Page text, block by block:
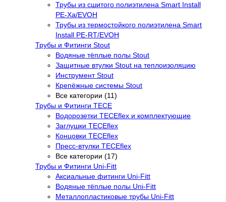
Трубы из сшитого полиэтилена Smart Install
PE-Xa/EVOH
Трубы из термостойкого полиэтилена Smart
Install PE-RT/EVOH
Трубы и Фитинги Stout
Водяные тёплые полы Stout
Защитные втулки Stout на теплоизоляцию
Инструмент Stout
Крепёжные системы Stout
Все категории (11)
Трубы и Фитинги TECE
Водорозетки TECEflex и комплектующие
Заглушки TECEflex
Концовки TECEflex
Пресс-втулки TECEflex
Все категории (17)
Трубы и Фитинги Uni-Fitt
Аксиальные фитинги Uni-Fitt
Водяные тёплые полы Uni-Fitt
Металлопластиковые трубы Uni-Fitt